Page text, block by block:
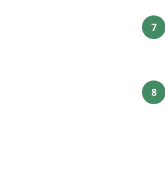
7
8